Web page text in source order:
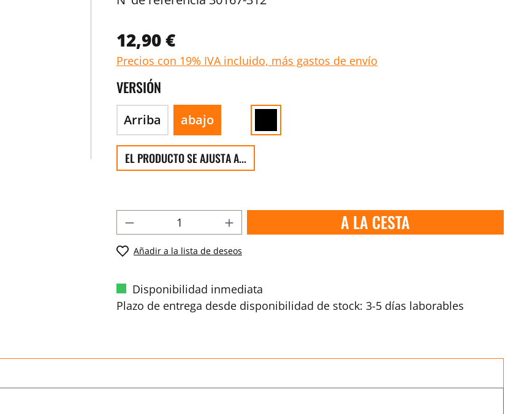
12,90 €
Precios con 19% IVA incluido, más gastos de envío
VERSIÓN
Arriba abajo
EL PRODUCTO SE AJUSTA A...
A LA CESTA
Añadir a la lista de deseos
Disponibilidad inmediata
Plazo de entrega desde disponibilidad de stock: 3-5 días laborables